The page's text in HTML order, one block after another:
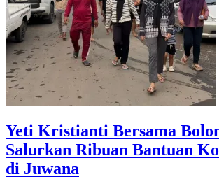
Yeti Kristianti Bersama
Salurkan Ribuan Bantuan
di Juwana